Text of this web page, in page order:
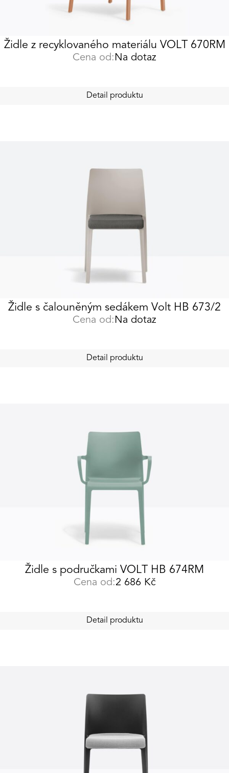
Židle z recyklovaného materiálu VOLT 670RM
Cena od: Na dotaz
Detail produktu
Židle s čalouněným sedákem Volt HB 673/2
Cena od: Na dotaz
Detail produktu
Židle s područkami VOLT HB 674RM
Cena od:2 686 Kč
Detail produktu